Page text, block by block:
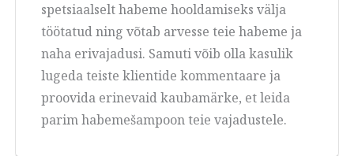
spetsiaalselt habeme hooldamiseks välja
töötatud ning võtab arvesse teie habeme ja
naha erivajadusi. Samuti võib olla kasulik
lugeda teiste klientide kommentaare ja
proovida erinevaid kaubamärke, et leida
parim habemešampoon teie vajadustele.